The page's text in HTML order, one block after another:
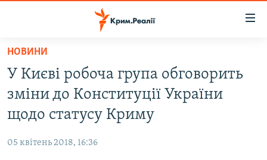
Перейти
основного
матеріалу
до
основної
ВОДА.КРИМ
БЛОГИ
НОВИНИ
У Києві робоча група обговорить
зміни до Конституції України
щодо статусу Криму
05 квітень 2018, 16:36